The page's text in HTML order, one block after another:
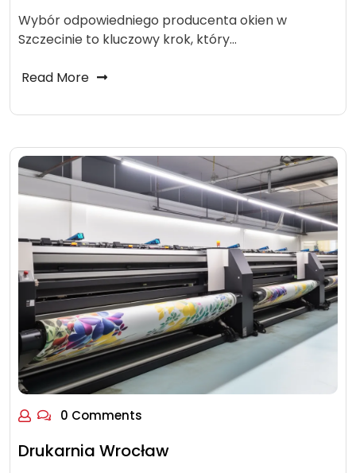
Wybór odpowiedniego producenta okien w
Szczecinie to kluczowy krok, który…
Read More
0 Comments
Drukarnia Wrocław